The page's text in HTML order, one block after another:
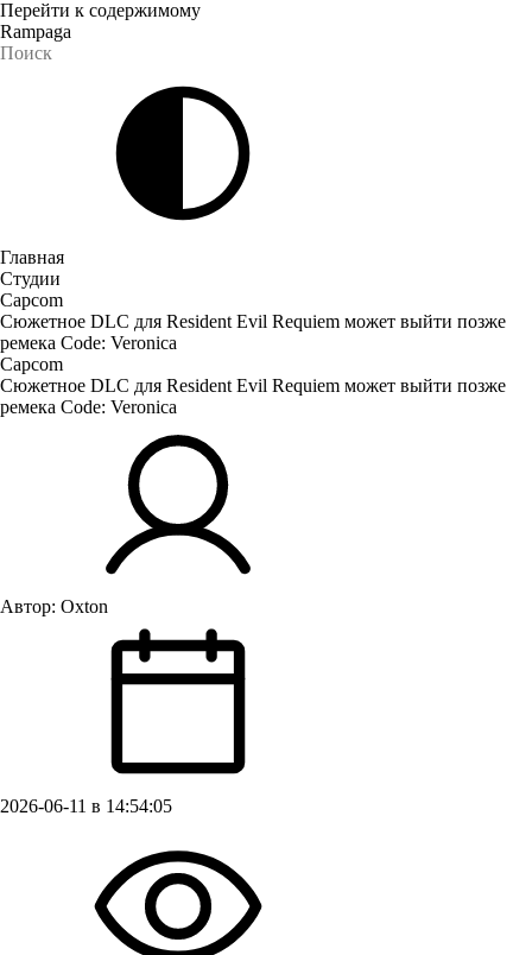
Перейти к содержимому
Rampaga
Главная
Студии
Capcom
Сюжетное DLC для Resident Evil Requiem может выйти позже
ремека Code: Veronica
Capcom
Сюжетное DLC для Resident Evil Requiem может выйти позже
ремека Code: Veronica
Автор: Oxton
2026-06-11 в 14:54:05